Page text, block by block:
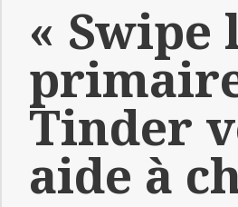
« Swipe
Tinder
aide à